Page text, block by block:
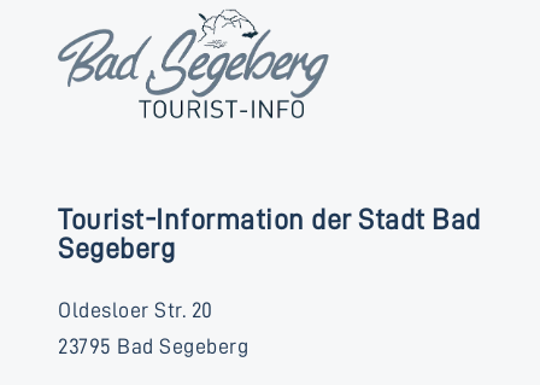
Tourist-Information der Stadt Bad
Segeberg
Oldesloer Str. 20
23795 Bad Segeberg